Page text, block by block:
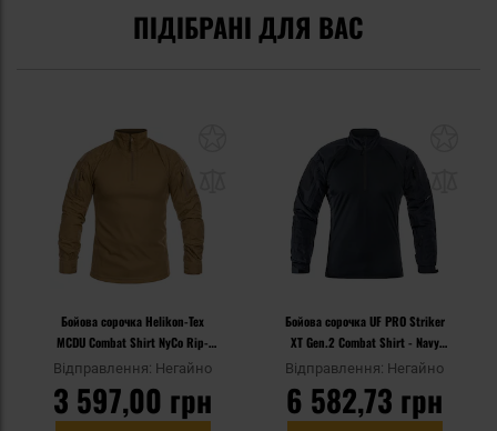
ПІДІБРАНІ ДЛЯ ВАС
Бойова сорочка Helikon-Tex
MCDU Combat Shirt NyCo Rip-
Stop - Coyote
Відправлення: Негайно
3 597,00 грн
Бойова сорочка UF PRO Striker
XT Gen.2 Combat Shirt - Navy
Blue
Відправлення: Негайно
6 582,73 грн